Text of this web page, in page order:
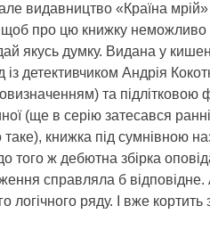
видавництво «Країна
щоб про цю книжку неможливо
якусь думку. Видана у
із детективчиком Андрія
та підлітковою
(ще в серію затесався
таке), книжка під сумнівною
того ж дебютна збірка
справляла б
логічного ряду. І вже